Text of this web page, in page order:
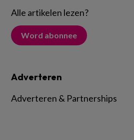
Alle artikelen lezen?
Word abonnee
Adverteren
Adverteren & Partnerships